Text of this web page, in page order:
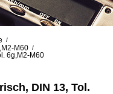
/
M60 /
6g,M2-M60
DIN 13, Tol.